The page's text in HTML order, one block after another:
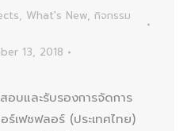
, What's New, กิจกรรม
13, 2018
บและรับรองการจัดการ
เฟซฟลอร์ (ประเทศไทย)